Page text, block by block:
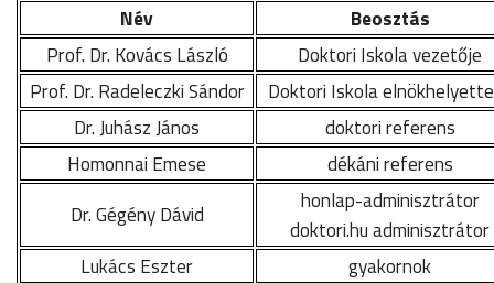
Név
Beosztás
Prof. Dr. Kovács László
Doktori Iskola vezetője
Prof. Dr. Radeleczki Sándor
Doktori Iskola
Dr. Juhász János
doktori referens
Homonnai Emese
dékáni referens
Dr. Gégény Dávid
honlap-adminisztrátor
doktori.hu adminisztrátor
Lukács Eszter
gyakornok